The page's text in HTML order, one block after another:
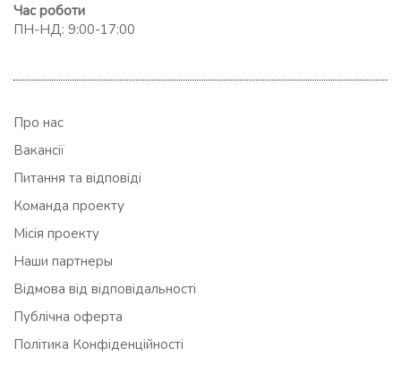
Час роботи
ПН-НД: 9:00-17:00
Про нас
Вакансії
Питання та відповіді
Команда проекту
Місія проекту
Наши партнеры
Відмова від відповідальності
Публічна оферта
Політика Конфіденційності